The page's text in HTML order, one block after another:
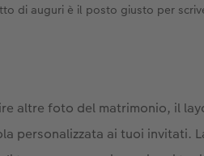
di auguri è il posto giusto per
altre foto del matrimonio, il
personalizzata ai tuoi invitati.